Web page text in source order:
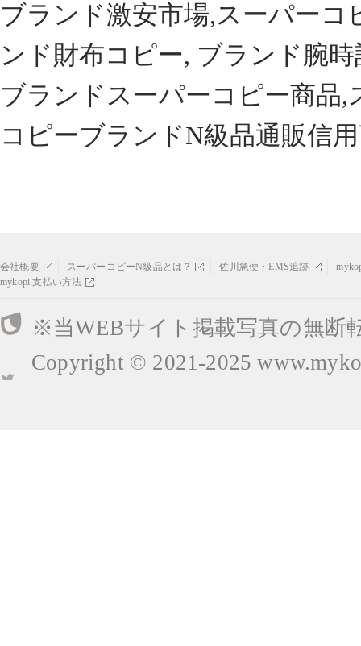
ブランド激安市場,スーパー
ンド財布コピー, ブランド腕
ブランドスーパーコピー商品
コピーブランドN級品通販信
会社概要 スーパーコピーN級品とは？ 佐川急便・EMS追跡
mykopi 支払い方法
※当WEBサイト掲載写真の無断
Copyright © 2021-2025